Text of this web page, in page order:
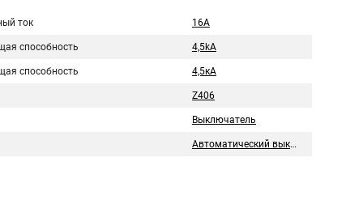
ток 16A
способность 4,5kA
способность 4,5кA
Z406
Выключатель
Автоматический выключатель